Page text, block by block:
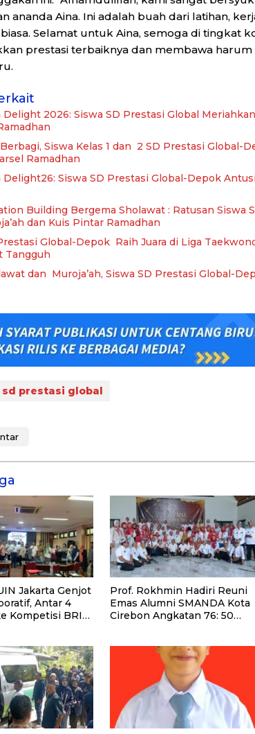
ananda Aina. Ini adalah buah dari latihan,
Selamat untuk Aina, semoga di tingkat
prestasi terbaiknya dan membawa harum
Delight 2026: Siswa SD Prestasi Global
Siswa Kelas 1 dan 2 SD Prestasi Global-
Ramadhan
Delight26: Siswa SD Prestasi Global-Depok
Building Bergema Sholawat : Ratusan Siswa
dan Kuis Pintar Ramadhan
Global-Depok Raih Juara di Liga
Tangguh
dan Muroja’ah, Siswa SD Prestasi Global-
sd prestasi global
Jakarta Genjot
Antar 4
Kompetisi BRIN
Prof. Rokhmin Hadiri Reuni
Emas Alumni SMANDA Kota
Cirebon Angkatan 76: 50